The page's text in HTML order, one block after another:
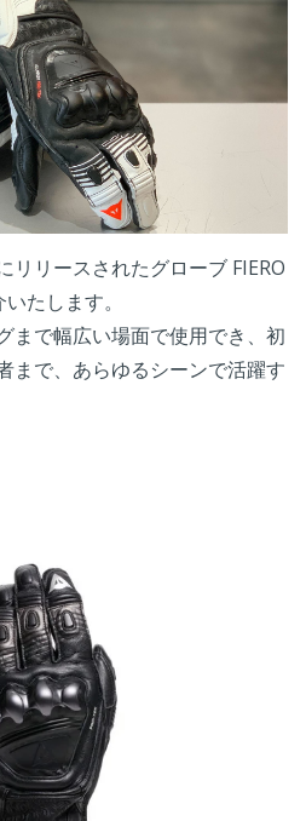
リリースされたグローブ FIERO
たします。
まで幅広い場面で使用でき、初
まで、あらゆるシーンで活躍す